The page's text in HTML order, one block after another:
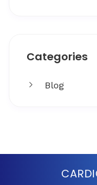
Categories
Blog